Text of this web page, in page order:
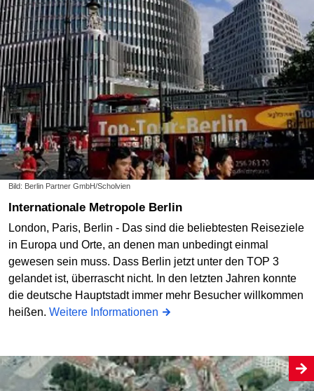
Bild: Berlin Partner GmbH/Scholvien
Internationale Metropole Berlin
London, Paris, Berlin - Das sind die beliebtesten Reiseziele
in Europa und Orte, an denen man unbedingt einmal
gewesen sein muss. Dass Berlin jetzt unter den TOP 3
gelandet ist, überrascht nicht. In den letzten Jahren konnte
die deutsche Hauptstadt immer mehr Besucher willkommen
heißen. Weitere Informationen